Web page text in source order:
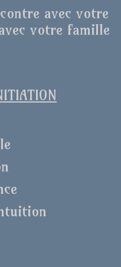
avec votre
votre famille